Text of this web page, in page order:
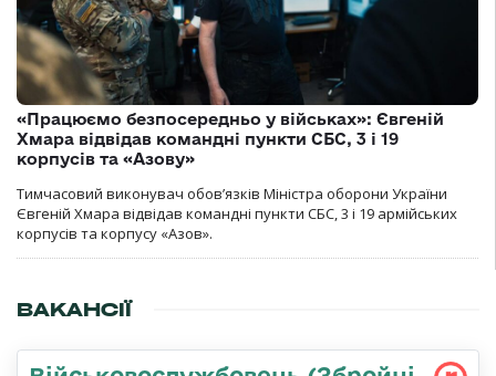
«Працюємо безпосередньо у військах»: Євгеній
Хмара відвідав командні пункти СБС, 3 і 19
корпусів та «Азову»
Тимчасовий виконувач обов’язків Міністра оборони України
Євгеній Хмара відвідав командні пункти СБС, 3 і 19 армійських
корпусів та корпусу «Азов».
ВАКАНСІЇ